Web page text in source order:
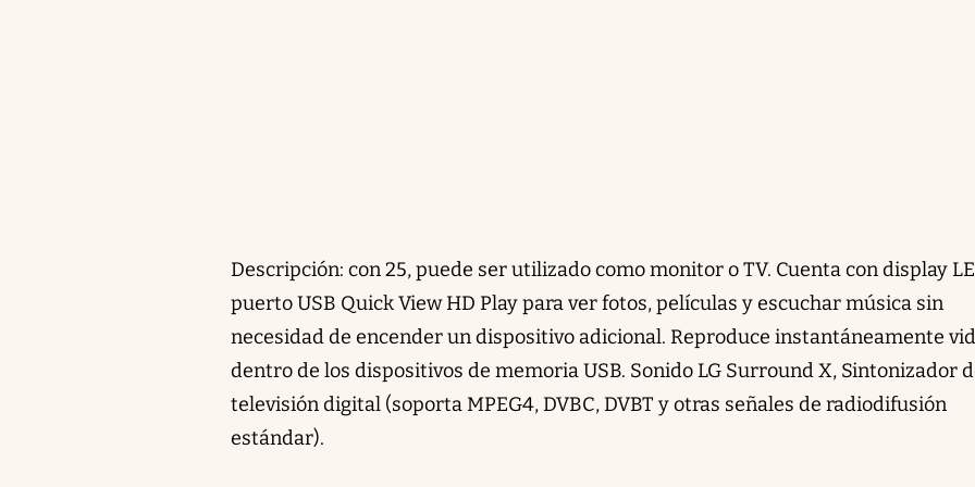
Descripción: con 25, puede ser utilizado como monitor o TV. Cuenta con display
puerto USB Quick View HD Play para ver fotos, películas y escuchar música sin
necesidad de encender un dispositivo adicional. Reproduce instantáneamente
dentro de los dispositivos de memoria USB. Sonido LG Surround X, Sintonizador
televisión digital (soporta MPEG4, DVBC, DVBT y otras señales de radiodifusión
estándar).